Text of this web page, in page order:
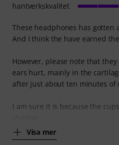
These headphones has gotten
And I think the have earned
However, please note that
ears hurt, mainly in the
after just about ten minutes of
I am sure it is because the
Visa mer
hantverkskvalitet